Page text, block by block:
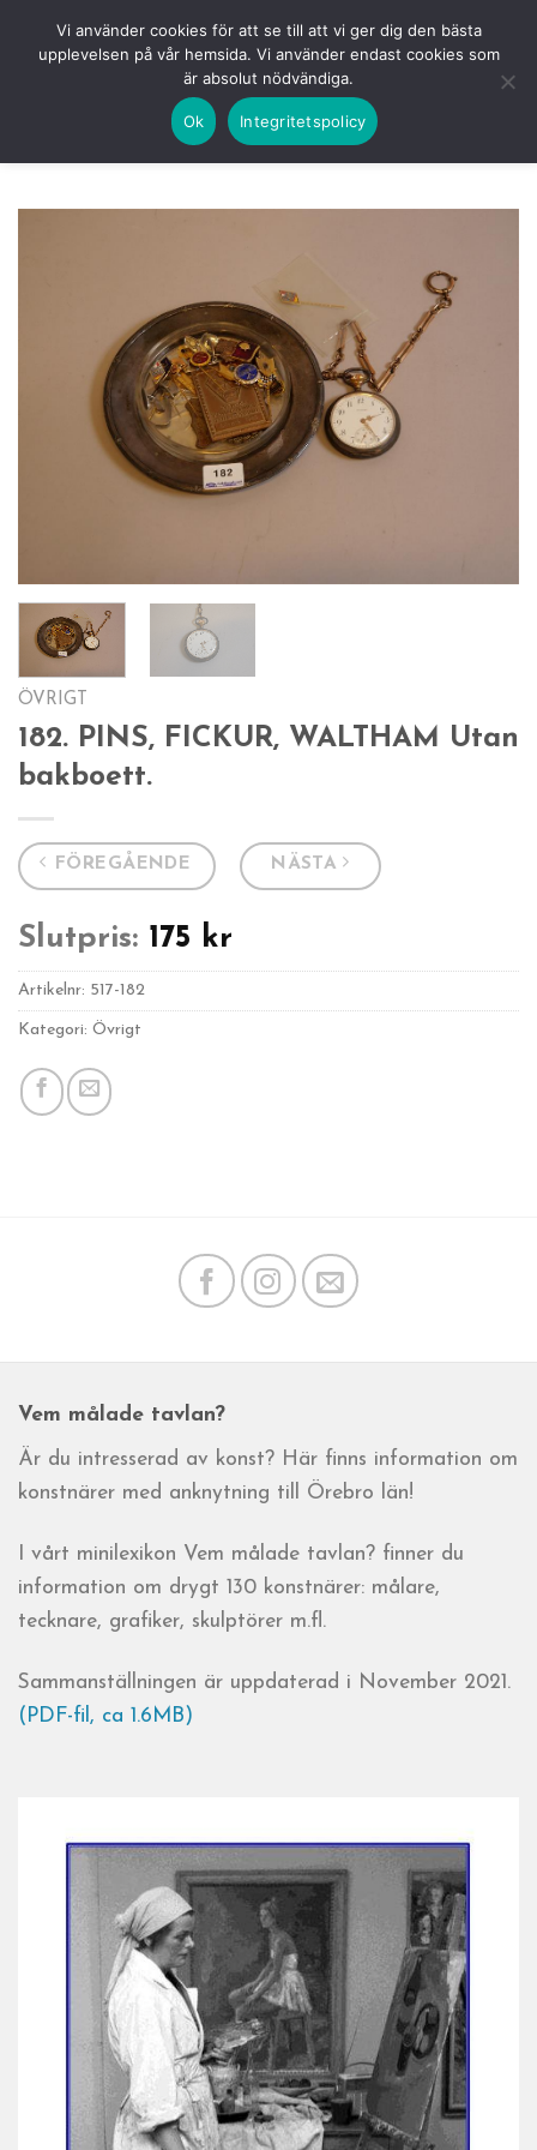
KOMMANDE LOGGA IN
ÖVRIGT
182. PINS, FICKUR, WALTHAM Utan
bakboett.
FÖREGÅENDE NÄSTA
Slutpris: 175 kr
Artikelnr: 517-182
Kategori: Övrigt
Vem målade tavlan?
Är du intresserad av konst? Här finns information om
konstnärer med anknytning till Örebro län!
I vårt minilexikon Vem målade tavlan? finner du
information om drygt 130 konstnärer: målare,
tecknare, grafiker, skulptörer m.fl.
Sammanställningen är uppdaterad i November 2021.
(PDF-fil, ca 1.6MB)
Vi använder cookies för att se till att vi ger dig den bästa
upplevelsen på vår hemsida. Vi använder endast cookies som
är absolut nödvändiga.
Ok Integritetspolicy